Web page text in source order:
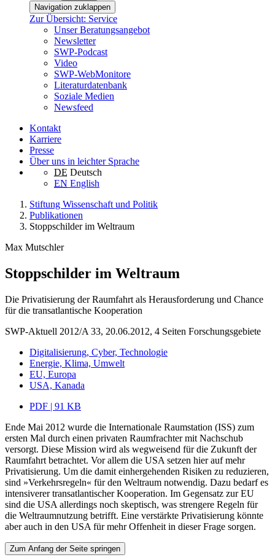
Navigation zuklappen
Zur Übersicht: Service
Unser Beratungsangebot
Newsletter
SWP-Podcast
Video
SWP-WebMonitore
Literaturdatenbank
Soziale Medien
Newsfeed
Kontakt
Karriere
Presse
Über uns in leichter Sprache
DE Deutsch
EN English
Stiftung Wissenschaft und Politik
Publikationen
Stoppschilder im Weltraum
Max Mutschler
Stoppschilder im Weltraum
Die Privatisierung der Raumfahrt als Herausforderung und Chance
für die transatlantische Kooperation
SWP-Aktuell 2012/A 33, 20.06.2012, 4 Seiten Forschungsgebiete
Digitalisierung, Cyber, Technologie
Energie, Klima, Umwelt
EU, Europa
USA, Kanada
PDF | 91 KB
Ende Mai 2012 wurde die Internationale Raumstation (ISS) zum
ersten Mal durch einen privaten Raumfrachter mit Nachschub
versorgt. Diese Mission wird als wegweisend für die Zukunft der
Raumfahrt betrachtet. Vor allem die USA setzen hier auf mehr
Privatisierung. Um die damit einhergehenden Risiken zu reduzieren,
sind »Verkehrsregeln« für den Weltraum notwendig. Dazu bedarf es
intensiverer transatlantischer Kooperation. Im Gegensatz zur EU
sind die USA allerdings noch skeptisch, was strengere Regeln für
die Weltraumnutzung betrifft. Eine verstärkte Privatisierung könnte
aber auch in den USA für mehr Offenheit in dieser Frage sorgen.
Zum Anfang der Seite springen